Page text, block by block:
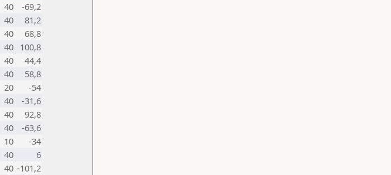
40
-69,2
40
81,2
40
68,8
40 100,8
40
44,4
40
58,8
20
-54
40
-31,6
40
92,8
40
-63,6
10
-34
40
6
40 -101,2